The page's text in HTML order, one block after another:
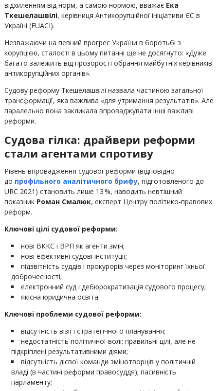
відхиленням від норм, а самою нормою, вважає Ека
Ткешелашвілі, керівниця Антикорупційної ініціативи ЄС в
Україні (EUACI).
Незважаючи на певний прогрес України в боротьбі з
корупцією, сталості в цьому питанні ще не досягнуто: «Дуже
багато залежить від прозорості обрання майбутніх керівників
антикорупційних органів».
Судову реформу Ткешелашвілі назвала частиною загальної
трансформації, яка важлива «для утримання результатів». Але
паралельно вона закликала впроваджувати інші важливі
реформи.
Судова гілка: драйвери реформи
стали агентами спротиву
Рівень впровадження судової реформи (відповідно
до профільного аналітичного брифу, підготовленого до
URC 2021) становить лише 13 %, наводить невтішний
показник Роман Смалюк, експерт Центру політико-правових
реформ.
Ключові цілі судової реформи:
нові ВККС і ВРП як агенти змін;
нові ефективні судові інституції;
підзвітність суддів і прокурорів через моніторинг їхньої
доброчесності;
електронний суд і дебюрократизація судового процесу;
якісна юридична освіта.
Ключові проблеми судової реформи:
відсутність візії і стратегічного планування;
недостатність політичної волі: правильні цілі, але не
підкріплені результативними діями;
відсутність дієвої команди змінотворців у політичній
владі (в частині реформи правосуддя); пасивність
парламенту;